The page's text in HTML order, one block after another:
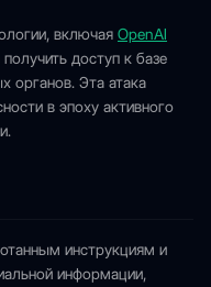
включая OpenAI
доступ к базе
органов. Эта атака
в эпоху активного
инструкциям и
информации,